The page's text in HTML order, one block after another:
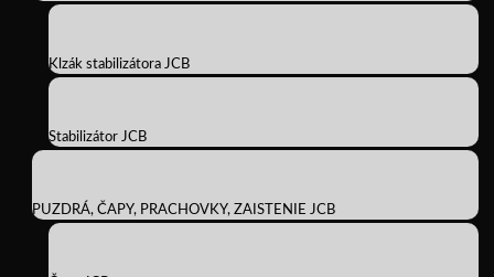
Klzák stabilizátora JCB
Stabilizátor JCB
PUZDRÁ, ČAPY, PRACHOVKY, ZAISTENIE JCB